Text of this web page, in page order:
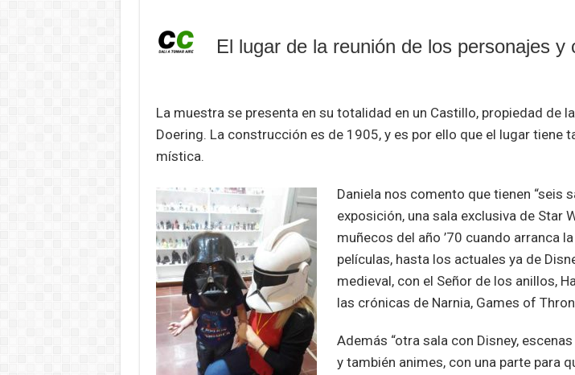
El lugar de la reunión de los personajes y
La muestra se presenta en su totalidad en un Castillo, propiedad de
Doering. La construcción es de 1905, y es por ello que el lugar tiene
mística.
Daniela nos comento que tienen “seis
exposición, una sala exclusiva de Star
muñecos del año ’70 cuando arranca
películas, hasta los actuales ya de
medieval, con el Señor de los anillos,
las crónicas de Narnia, Games of
Además “otra sala con Disney,
y también animes, con una parte para